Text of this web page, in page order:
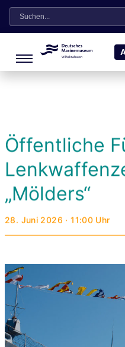
Suche
Öffentliche
„Mölders“
28. Juni 2026 · 11:00 Uhr